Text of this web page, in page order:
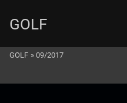
GOLF
GOLF » 09/2017